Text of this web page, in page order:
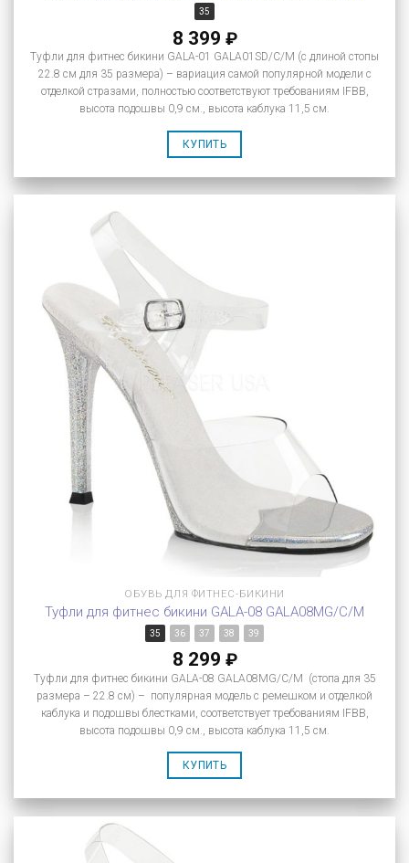
35
8 399 ₽
Туфли для фитнес бикини GALA-01 GALA01SD/C/M (с длиной стопы
22.8 см для 35 размера) – вариация самой популярной модели с
отделкой стразами, полностью соответствуют требованиям IFBB,
высота подошвы 0,9 см., высота каблука 11,5 см.
КУПИТЬ
ОБУВЬ ДЛЯ ФИТНЕС-БИКИНИ
Туфли для фитнес бикини GALA-08 GALA08MG/C/M
35 36 37 38 39
8 299 ₽
Туфли для фитнес бикини GALA-08 GALA08MG/C/M (стопа для 35
размера – 22.8 см) – популярная модель с ремешком и отделкой
каблука и подошвы блестками, соответствует требованиям IFBB,
высота подошвы 0,9 см., высота каблука 11,5 см.
КУПИТЬ